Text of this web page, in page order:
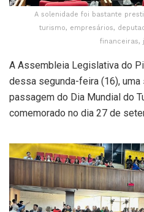
A solenidade foi bastante
turismo, empresários,
financeiras,
A Assembleia Legislativa do
dessa segunda-feira (16),
passagem do Dia Mundial do
comemorado no dia 27 de